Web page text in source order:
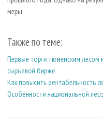
меры.
Также по теме:
Первые торги тюменским лесом
сырьевой бирже
Как повысить рентабельность
Особенности национальной